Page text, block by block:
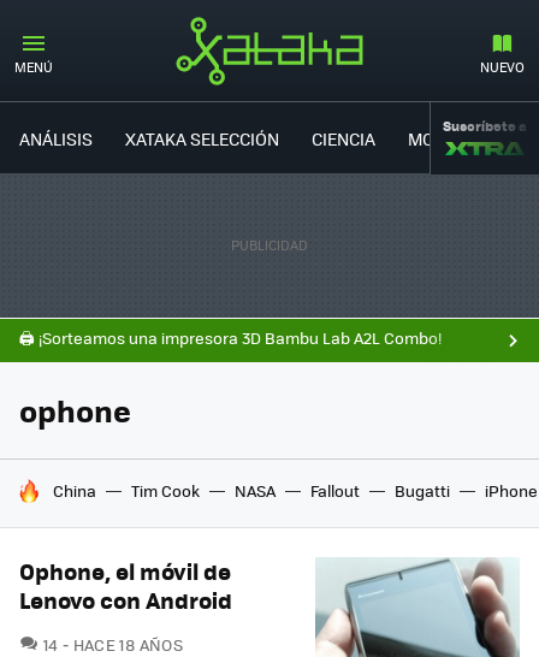
MENÚ NUEVO
ANÁLISIS XATAKA SELECCIÓN CIENCIA MOVILIDAD
Suscríbete a
🖨️ ¡Sorteamos una impresora 3D Bambu Lab A2L Combo!
ophone
HOY SE HABLA DE
China Tim Cook NASA Fallout Bugatti iPhone
Ophone, el móvil de
Lenovo con Android
14 COMENTARIOS
HACE 18 AÑOS